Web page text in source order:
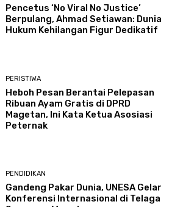
Pencetus ‘No Viral No Justice’
Berpulang, Ahmad Setiawan: Dunia
Hukum Kehilangan Figur Dedikatif
PERISTIWA
Heboh Pesan Berantai Pelepasan
Ribuan Ayam Gratis di DPRD
Magetan, Ini Kata Ketua Asosiasi
Peternak
PENDIDIKAN
Gandeng Pakar Dunia, UNESA Gelar
Konferensi Internasional di Telaga